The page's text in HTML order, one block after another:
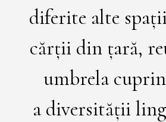
diferite alte
cărții din țară,
umbrela
a diversității